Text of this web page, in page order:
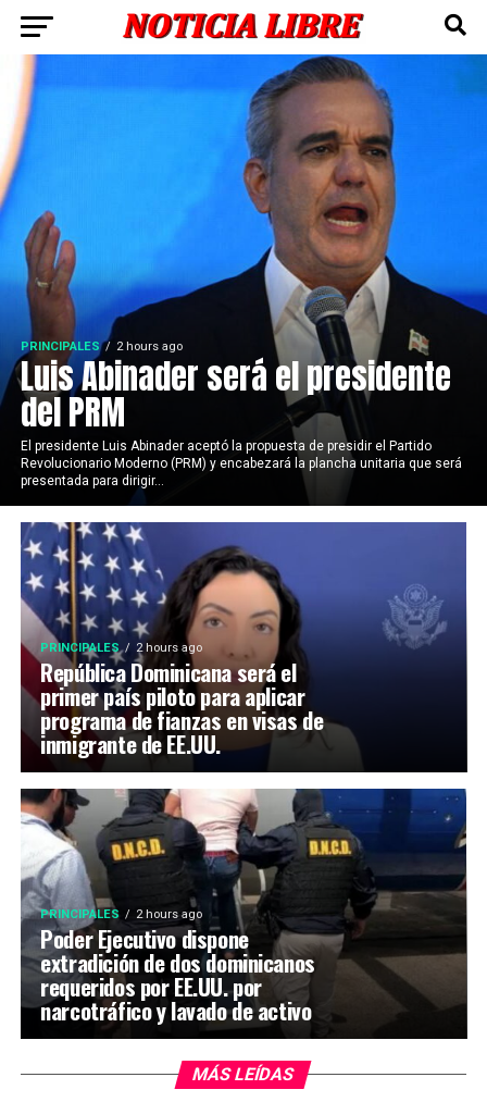
PRINCIPALES 2 hours ago
Luis Abinader será el presidente
del PRM
El presidente Luis Abinader aceptó la propuesta de presidir el Partido
Revolucionario Moderno (PRM) y encabezará la plancha unitaria que será
presentada para dirigir...
PRINCIPALES 2 hours ago
República Dominicana será el
primer país piloto para aplicar
programa de fianzas en visas de
inmigrante de EE.UU.
PRINCIPALES 2 hours ago
Poder Ejecutivo dispone
extradición de dos dominicanos
requeridos por EE.UU. por
narcotráfico y lavado de activo
MÁS LEÍDAS